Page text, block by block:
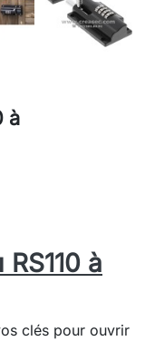
à
à
clés pour ouvrir